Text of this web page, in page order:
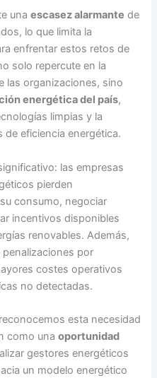
unaescasez alarmante de
lo que limita la
enfrentar estos retos de
solo repercute en la
las organizaciones, sino
energética del país,
limpias y la
eficiencia energética.
las empresas
pierden
consumo, negociar
incentivos disponibles
renovables. Además,
por
costes operativos
no detectadas.
esta necesidad
como unaoportunidad
gestores energéticos
un modelo energético